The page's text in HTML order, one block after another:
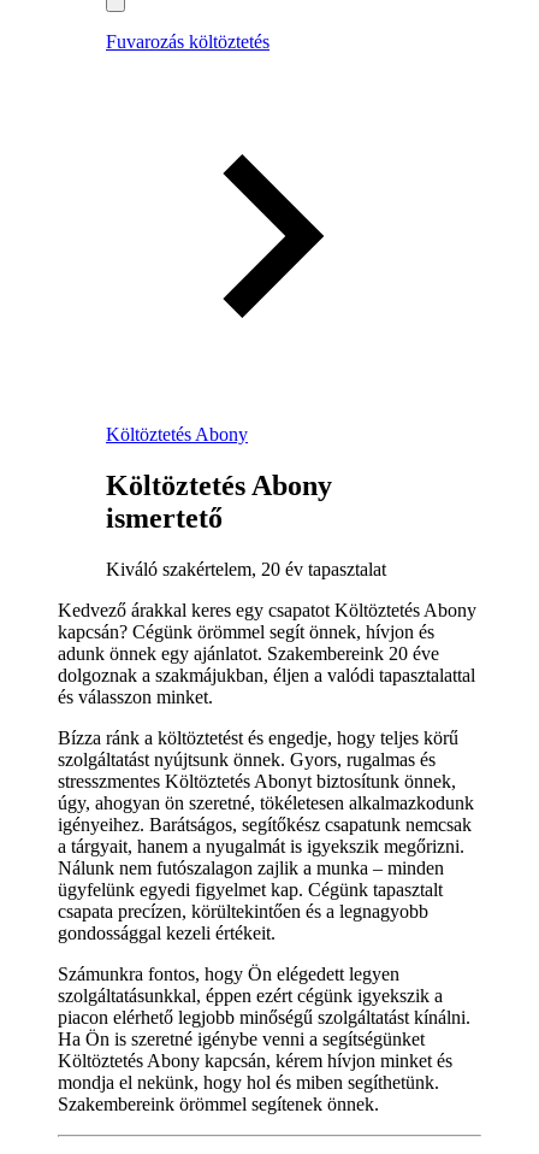
Fuvarozás költöztetés
Költöztetés Abony
Költöztetés Abony
ismertető
Kiváló szakértelem, 20 év tapasztalat
Kedvező árakkal keres egy csapatot Költöztetés Abony
kapcsán? Cégünk örömmel segít önnek, hívjon és
adunk önnek egy ajánlatot. Szakembereink 20 éve
dolgoznak a szakmájukban, éljen a valódi tapasztalattal
és válasszon minket.
Bízza ránk a költöztetést és engedje, hogy teljes körű
szolgáltatást nyújtsunk önnek. Gyors, rugalmas és
stresszmentes Költöztetés Abonyt biztosítunk önnek,
úgy, ahogyan ön szeretné, tökéletesen alkalmazkodunk
igényeihez. Barátságos, segítőkész csapatunk nemcsak
a tárgyait, hanem a nyugalmát is igyekszik megőrizni.
Nálunk nem futószalagon zajlik a munka – minden
ügyfelünk egyedi figyelmet kap. Cégünk tapasztalt
csapata precízen, körültekintően és a legnagyobb
gondossággal kezeli értékeit.
Számunkra fontos, hogy Ön elégedett legyen
szolgáltatásunkkal, éppen ezért cégünk igyekszik a
piacon elérhető legjobb minőségű szolgáltatást kínálni.
Ha Ön is szeretné igénybe venni a segítségünket
Költöztetés Abony kapcsán, kérem hívjon minket és
mondja el nekünk, hogy hol és miben segíthetünk.
Szakembereink örömmel segítenek önnek.